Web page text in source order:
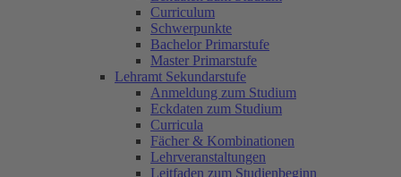
Curriculum
Schwerpunkte
Bachelor Primarstufe
Master Primarstufe
Lehramt Sekundarstufe
Anmeldung zum Studium
Eckdaten zum Studium
Curricula
Fächer & Kombinationen
Lehrveranstaltungen
Leitfaden zum Studienbeginn